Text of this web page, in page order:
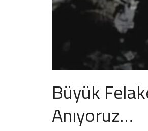
Büyük
Anıyoruz…